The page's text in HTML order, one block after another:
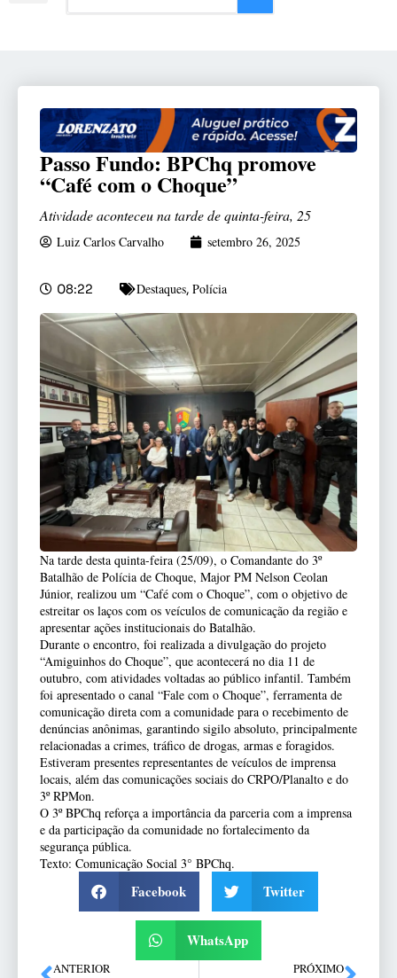
Passo Fundo: BPChq promove
“Café com o Choque”
Atividade aconteceu na tarde de quinta-feira, 25
Luiz Carlos Carvalho setembro 26, 2025
08:22 Destaques, Polícia
Na tarde desta quinta-feira (25/09), o Comandante do 3º
Batalhão de Polícia de Choque, Major PM Nelson Ceolan
Júnior, realizou um “Café com o Choque”, com o objetivo de
estreitar os laços com os veículos de comunicação da região e
apresentar ações institucionais do Batalhão.
Durante o encontro, foi realizada a divulgação do projeto
“Amiguinhos do Choque”, que acontecerá no dia 11 de
outubro, com atividades voltadas ao público infantil. Também
foi apresentado o canal “Fale com o Choque”, ferramenta de
comunicação direta com a comunidade para o recebimento de
denúncias anônimas, garantindo sigilo absoluto, principalmente
relacionadas a crimes, tráfico de drogas, armas e foragidos.
Estiveram presentes representantes de veículos de imprensa
locais, além das comunicações sociais do CRPO/Planalto e do
3º RPMon.
O 3º BPChq reforça a importância da parceria com a imprensa
e da participação da comunidade no fortalecimento da
segurança pública.
Texto: Comunicação Social 3° BPChq.
Facebook Twitter
WhatsApp
ANTERIOR PRÓXIMO